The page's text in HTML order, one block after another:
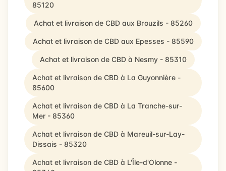
85120
Achat et livraison de CBD aux Brouzils - 85260
Achat et livraison de CBD aux Epesses - 85590
Achat et livraison de CBD à Nesmy - 85310
Achat et livraison de CBD à La Guyonnière -
85600
Achat et livraison de CBD à La Tranche-sur-
Mer - 85360
Achat et livraison de CBD à Mareuil-sur-Lay-
Dissais - 85320
Achat et livraison de CBD à L'Île-d'Olonne -